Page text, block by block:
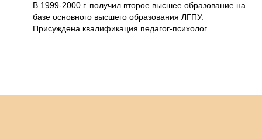
В 1999-2000 г. получил второе высшее образование на
базе основного высшего образования ЛГПУ.
Присуждена квалификация педагог-психолог.